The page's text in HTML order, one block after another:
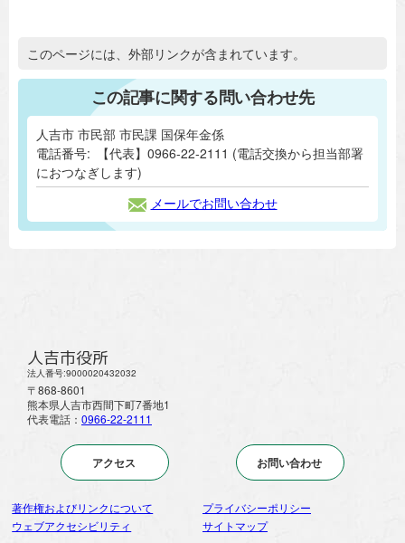
追加情報：外部リンク
このページには、外部リンクが含まれています。
この記事に関する問い合わせ先
人吉市 市民部 市民課 国保年金係
電話番号:
【代表】0966-22-2111 (電話交換から担当部署
におつなぎします)
メールでお問い合わせ
人吉市役所
法人番号:9000020432032
〒868-8601
熊本県人吉市西間下町7番地1
代表電話： 0966-22-2111
アクセス お問い合わせ
著作権およびリンクについて
プライバシーポリシー
ウェブアクセシビリティ
サイトマップ